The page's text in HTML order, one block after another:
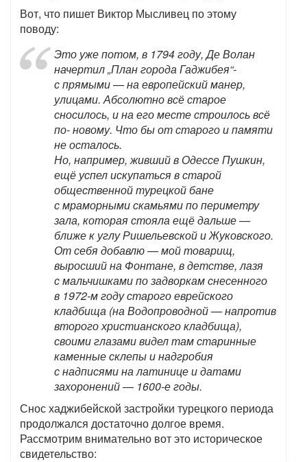
Вот, что пишет Виктор Мысливец по этому
поводу:
Это уже потом, в 1794 году, Де Волан
начертил „План города Гаджибея“-
с прямыми — на европейский манер,
улицами. Абсолютно всё старое
сносилось, и на его месте строилось всё
по- новому. Что бы от старого и памяти
не осталось.
Но, например, живший в Одессе Пушкин,
ещё успел искупаться в старой
общественной турецкой бане
с мраморными скамьями по периметру
зала, которая стояла ещё дальше —
ближе к углу Ришельевской и Жуковского.
От себя добавлю — мой товарищ,
выросший на Фонтане, в детстве, лазя
с мальчишками по задворкам снесенного
в 1972-м году старого еврейского
кладбища (на Водопроводной — напротив
второго христианского кладбища),
своими глазами видел там старинные
каменные склепы и надгробия
с надписями на латинице и датами
захоронений — 1600-е годы.
Снос хаджибейской застройки турецкого периода
продолжался достаточно долгое время.
Рассмотрим внимательно вот это историческое
свидетельство: